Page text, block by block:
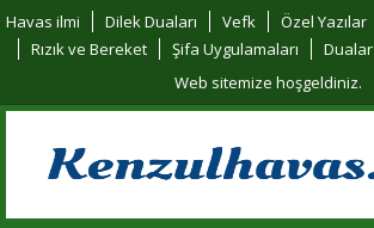
Havas ilmi Dilek Duaları Vefk Özel Yazılar
Rızık ve Bereket
Şifa Uygulamaları
Dualar
Web sitemize hoşgeldiniz.